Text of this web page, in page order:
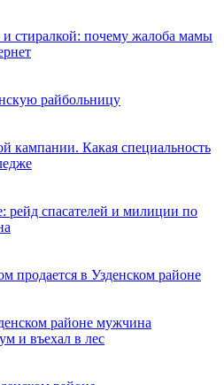
стиралкой: почему жалоба мамы
райбольницу
кампании. Какая специальность
рейд спасателей и милиции по
продается в Узденском районе
районе мужчина
и въехал в лес